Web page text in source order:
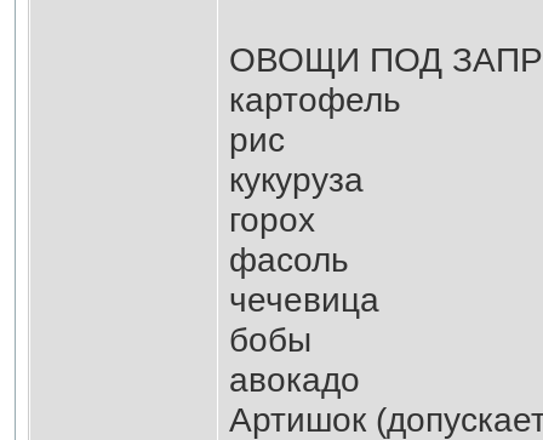
ОВОЩИ ПОД
картофель
рис
кукуруза
горох
фасоль
чечевица
бобы
авокадо
Артишок